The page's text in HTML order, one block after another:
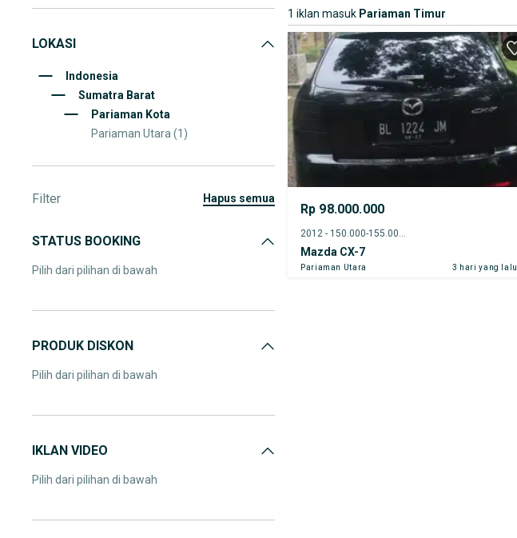
LOKASI
Indonesia
Sumatra Barat
Pariaman Kota
Pariaman Utara (1)
Filter hapus semua
STATUS BOOKING
Pilih dari pilihan di bawah
PRODUK DISKON
Pilih dari pilihan di bawah
IKLAN VIDEO
Pilih dari pilihan di bawah
1 iklan masuk Pariaman Timur
Rp 98.000.000
Mazda CX-7
Pariaman Utara 3 hari yang lalu